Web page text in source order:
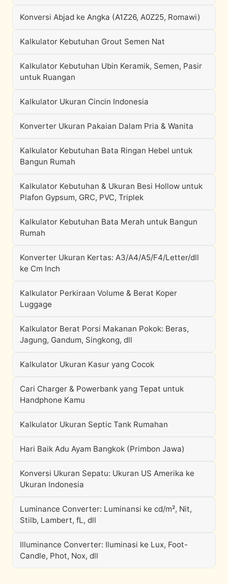
Konversi Abjad ke Angka (A1Z26, A0Z25, Romawi)
Kalkulator Kebutuhan Grout Semen Nat
Kalkulator Kebutuhan Ubin Keramik, Semen, Pasir
untuk Ruangan
Kalkulator Ukuran Cincin Indonesia
Konverter Ukuran Pakaian Dalam Pria & Wanita
Kalkulator Kebutuhan Bata Ringan Hebel untuk
Bangun Rumah
Kalkulator Kebutuhan & Ukuran Besi Hollow untuk
Plafon Gypsum, GRC, PVC, Triplek
Kalkulator Kebutuhan Bata Merah untuk Bangun
Rumah
Konverter Ukuran Kertas: A3/A4/A5/F4/Letter/dll
ke Cm Inch
Kalkulator Perkiraan Volume & Berat Koper
Luggage
Kalkulator Berat Porsi Makanan Pokok: Beras,
Jagung, Gandum, Singkong, dll
Kalkulator Ukuran Kasur yang Cocok
Cari Charger & Powerbank yang Tepat untuk
Handphone Kamu
Kalkulator Ukuran Septic Tank Rumahan
Hari Baik Adu Ayam Bangkok (Primbon Jawa)
Konversi Ukuran Sepatu: Ukuran US Amerika ke
Ukuran Indonesia
Luminance Converter: Luminansi ke cd/m², Nit,
Stilb, Lambert, fL, dll
Illuminance Converter: Iluminasi ke Lux, Foot-
Candle, Phot, Nox, dll